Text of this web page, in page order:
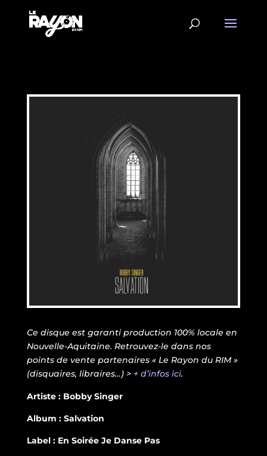
Ce disque est garanti production 100% locale en
Nouvelle-Aquitaine. Retrouvez-le dans nos
points de vente partenaires « Le Rayon du RIM »
(disquaires, libraires…) > + d’infos ici.
Artiste : Bobby Singer
Album : Salvation
Label : En Soirée Je Danse Pas